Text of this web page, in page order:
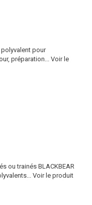
polyvalent pour
préparation... Voir le
ou trainés BLACKBEAR
Voir le produit